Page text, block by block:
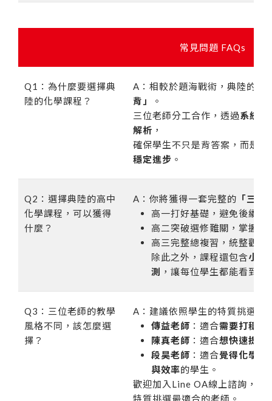
常見問題 FAQs
Q1：為什麼要選擇典
陸的化學課程？
A：相較於題海戰術，典陸的課
背」
。
三位老師分工合作，透過系統化
解析 ，
確保學生不只是背答案，而是能
穩定進步 。
Q2：選擇典陸的高中
化學課程，可以獲得
什麼？
A：你將獲得一套完整的 「三
高一打好基礎，避免後續惡
高二突破選修難關，掌握大
高三完整總複習，統整觀念
除此之外，課程還包含小考
測 ，讓每位學生都能看到實
Q3：三位老師的教學
風格不同，該怎麼選
擇？
A：建議依照學生的特質挑選老
傳益老師 ：適合需要打穩基
陳真老師 ：適合想快速提分
段昊老師 ：適合覺得化學抽
與效率的學生。
歡迎加入Line OA線上諮詢，我
特質挑選最適合的老師。